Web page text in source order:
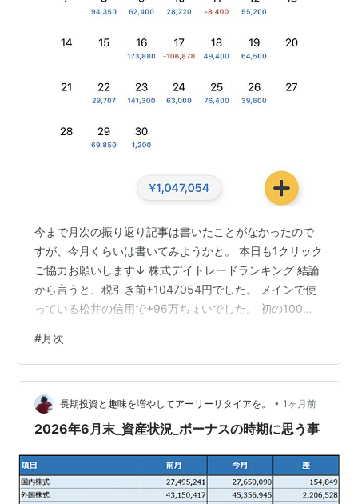
今まで月次の振り返り記事は書いたことがなかったので
すが、今月くらいは書いてみようかと。 本日も1クリック
ご協力お願いします↓ 株式デイトレードランキング 結論
から言うと、税引き前+1047054円でした。 メインで使
っている松井の信用で+96万ちょいでした。 初の100万
で最高益更新となりました。 ただ、5月は太陽誘電のス
イングで50万利確して捲っただけの運だけチンパンだっ
たので、6月は純粋なスキャメインで稼げたのが自信にな
ります。 銘柄ごとに見ていくと、ほとんど半導体関連し
かやっていなくて、フジクラ・太陽誘電・村田製作所の3
#月次
長期投資と趣味を増やしてアーリーリタイアを。 • 1ヶ月前
2026年6月末_資産状況_ボーナスの時期に思う事